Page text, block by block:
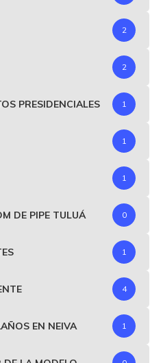
2
2
PRESIDENCIALES 1
1
1
DE PIPE TULUÁ 0
1
4
EN NEIVA 1